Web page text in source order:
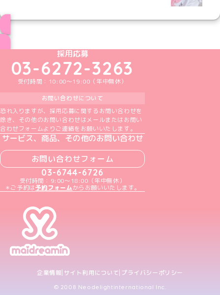
めいどりーみんTikTok公式アカウント
めいどりーみんX公式アカウント
めいどりーみんInstagram公式アカウント
めいどりーみんFacebook公式アカウン
めいどりーみんYouTube公式アカ
採用応募
03-6272-3263
受付時間：10:00～19:00（年中無休）
お問い合わせについて
恐れ入りますが、採用応募に関するお問い合わせを
除き、その他のお問い合わせはメールまたはお問い
合わせフォームよりご連絡をお願いいたします。
サービス、商品、その他のお問い合わせ
お問い合わせフォーム
03-6744-6726
受付時間：9:00～18:00（年中無休）
＊ご予約は予約フォームからお願いいたします。
企業情報 サイト利用について プライバシーポリシー
© 2008 Neodelightinternational Inc.